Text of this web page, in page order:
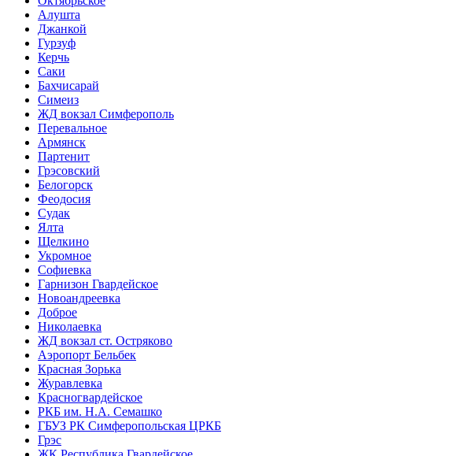
Алушта
Джанкой
Гурзуф
Керчь
Саки
Бахчисарай
Симеиз
ЖД вокзал Симферополь
Перевальное
Армянск
Партенит
Грэсовский
Белогорск
Феодосия
Судак
Ялта
Щелкино
Укромное
Софиевка
Гарнизон Гвардейское
Новоандреевка
Доброе
Николаевка
ЖД вокзал ст. Остряково
Аэропорт Бельбек
Красная Зорька
Журавлевка
Красногвардейское
РКБ им. Н.А. Семашко
ГБУЗ РК Симферопольская ЦРКБ
Грэс